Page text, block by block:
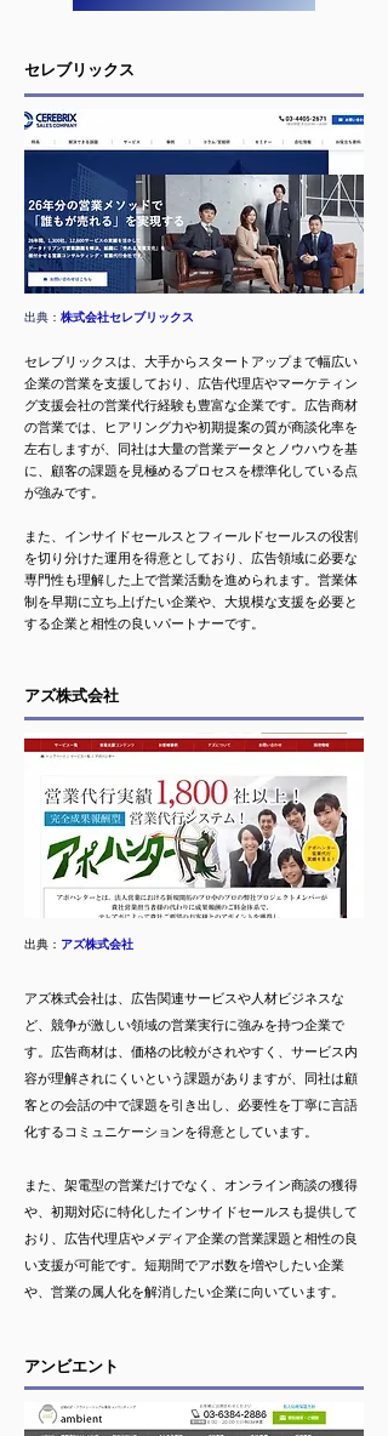
セレブリックス
出典： 株式会社セレブリックス
セレブリックスは、大手からスタートアップまで幅広い
企業の営業を支援しており、広告代理店やマーケティン
グ支援会社の営業代行経験も豊富な企業です。広告商材
の営業では、ヒアリング力や初期提案の質が商談化率を
左右しますが、同社は大量の営業データとノウハウを基
に、顧客の課題を見極めるプロセスを標準化している点
が強みです。
また、インサイドセールスとフィールドセールスの役割
を切り分けた運用を得意としており、広告領域に必要な
専門性も理解した上で営業活動を進められます。営業体
制を早期に立ち上げたい企業や、大規模な支援を必要と
する企業と相性の良いパートナーです。
アズ株式会社
出典： アズ株式会社
アズ株式会社は、広告関連サービスや人材ビジネスな
ど、競争が激しい領域の営業実行に強みを持つ企業で
す。広告商材は、価格の比較がされやすく、サービス内
容が理解されにくいという課題がありますが、同社は顧
客との会話の中で課題を引き出し、必要性を丁寧に言語
化するコミュニケーションを得意としています。
また、架電型の営業だけでなく、オンライン商談の獲得
や、初期対応に特化したインサイドセールスも提供して
おり、広告代理店やメディア企業の営業課題と相性の良
い支援が可能です。短期間でアポ数を増やしたい企業
や、営業の属人化を解消したい企業に向いています。
アンビエント